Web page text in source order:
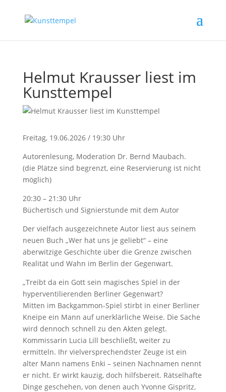
Helmut Krausser liest im
Kunsttempel
Freitag, 19.06.2026 / 19:30 Uhr
Autorenlesung, Moderation Dr. Bernd Maubach.
(die Plätze sind begrenzt, eine Reservierung ist nicht
möglich)
20:30 – 21:30 Uhr
Büchertisch und Signierstunde mit dem Autor
Der vielfach ausgezeichnete Autor liest aus seinem
neuen Buch „Wer hat uns je geliebt“ – eine
aberwitzige Geschichte über die Grenze zwischen
Realität und Wahn im Berlin der Gegenwart.
„Treibt da ein Gott sein magisches Spiel in der
hyperventilierenden Berliner Gegenwart?
Mitten im Backgammon-Spiel stirbt in einer Berliner
Kneipe ein Mann auf unerklärliche Weise. Die Sache
wird dennoch schnell zu den Akten gelegt.
Kommissarin Lucia Lill beschließt, weiter zu
ermitteln. Ihr vielversprechendster Zeuge ist ein
alter Mann namens Enki – seinen Nachnamen nennt
er nicht. Er wirkt kauzig, doch hilfsbereit. Rätselhafte
Dinge geschehen, von denen auch Yvonne Gispritz,